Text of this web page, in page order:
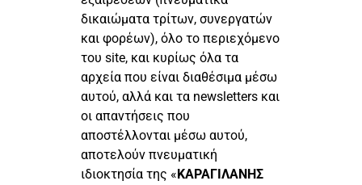
δικαιώματα τρίτων, συνεργατών
και φορέων), όλο το περιεχόμενο
του site, και κυρίως όλα τα
αρχεία που είναι διαθέσιμα μέσω
αυτού, αλλά και τα newsletters και
οι απαντήσεις που
αποστέλλονται μέσω αυτού,
αποτελούν πνευματική
ιδιοκτησία της «ΚΑΡΑΓΙΛΑΝΗΣ